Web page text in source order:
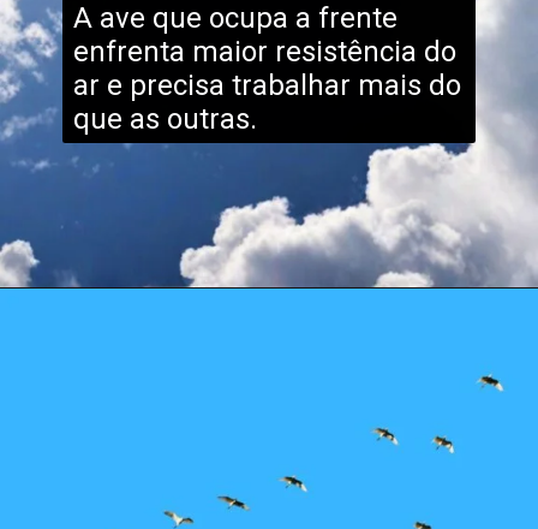
A ave que ocupa a frente
enfrenta maior resistência do
ar e precisa trabalhar mais do
que as outras.